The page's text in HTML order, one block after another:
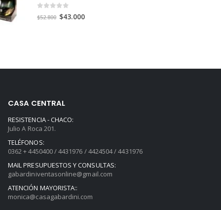
$139.000.
out of 5
$52.800 El
$43.000El
CASA CENTRAL
RESISTENCIA - CHACO:
Julio A Roca 201.
TELÉFONOS:
0362 + 4450400 / 4431976 / 4424504 / 4431976
MAIL PRESUPUESTOS Y CONSULTAS:
gabardiniventasonline@gmail.com
ATENCIÓN MAYORISTA::
monica@casagabardini.com